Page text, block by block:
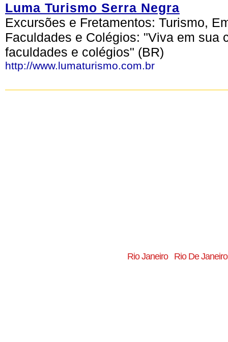
Luma Turismo Serra Negra
Excursões e Fretamentos: Turismo,
Faculdades e Colégios: "Viva em sua
faculdades e colégios" (BR)
http://www.lumaturismo.com.br
Rio Janeiro Rio De Janeiro